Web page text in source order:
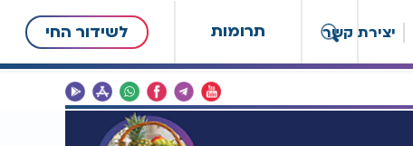
תרומות לשידור החי יצירת קשר